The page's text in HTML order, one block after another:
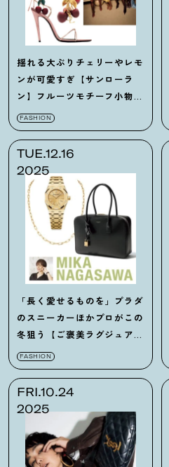
揺れる大ぶりチェリーやレモ
ンが可愛すぎ【サンローラ
ン】フルーツモチーフ小物は
狙い目です♡
FASHION
TUE.12.16
2025
「長く愛せるものを」プラダ
のスニーカーほかプロがこの
冬狙う【ご褒美ラグジュア
リー】5選
FASHION
FRI.10.24
2025